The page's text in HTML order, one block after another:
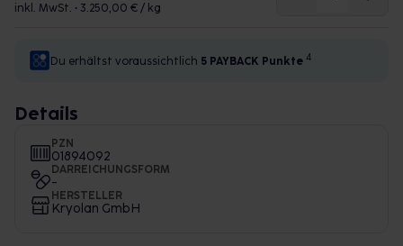
inkl. MwSt. • 3.250,00 € / kg
Du erhältst voraussichtlich 5 PAYBACK Punkte 4
Details
PZN
01894092
DARREICHUNGSFORM
-
HERSTELLER
Kryolan GmbH